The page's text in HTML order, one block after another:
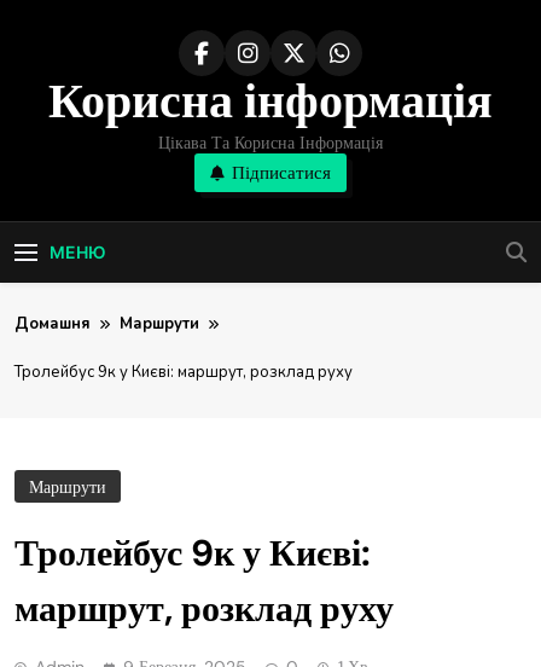
вмістуКорисна інформація
Цікава Та Корисна Інформація
Підписатися
МЕНЮ
Домашня Маршрути
Тролейбус 9к у Києві: маршрут, розклад руху
Маршрути
Тролейбус 9к у Києві:
маршрут, розклад руху